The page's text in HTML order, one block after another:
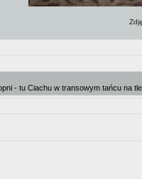
- tu Ciachu w transowym tańcu na